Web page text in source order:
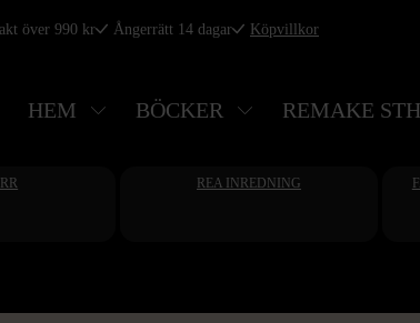
över 990 kr Ångerrätt 14 dagar Köpvillkor
HEM BÖCKER REMAKE
REA INREDNING